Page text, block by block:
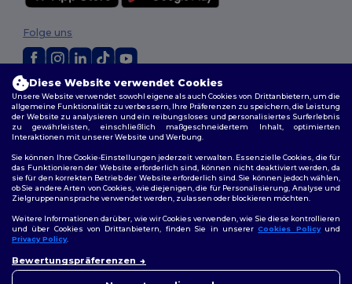
2026. Alle Rechte vorbehalten
Allgemeine Geschäftsbedingungen|Personalisierungsrichtlinien|
Datenschutzbestimmungen| Cookie-Richtlinie|Site Map
Folge uns
Diese Website verwendet Cookies
Unsere Website verwendet sowohl eigene als auch Cookies von Drittanbietern, um die
allgemeine Funktionalität zu verbessern, Ihre Präferenzen zu speichern, die Leistung
der Website zu analysieren und ein reibungsloses und personalisiertes Surferlebnis
zu gewährleisten, einschließlich maßgeschneidertem Inhalt, optimierten
Interaktionen mit unserer Website und Werbung.
Sie können Ihre Cookie-Einstellungen jederzeit verwalten. Essenzielle Cookies, die für
das Funktionieren der Website erforderlich sind, können nicht deaktiviert werden, da
sie für den korrekten Betrieb der Website erforderlich sind. Sie können jedoch wählen,
ob Sie andere Arten von Cookies, wie diejenigen, die für Personalisierung, Analyse und
Zielgruppenansprache verwendet werden, zulassen oder blockieren möchten.
Weitere Informationen darüber, wie wir Cookies verwenden, wie Sie diese kontrollieren
und über Cookies von Drittanbietern, finden Sie in unsererCookies Policyund
Privacy Policy.
Bewertungspräferenzen